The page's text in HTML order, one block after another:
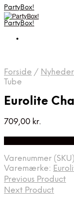
PartyBox!
PartyBox!
Forside / Nyheder
Tube
Eurolite
709,00 kr.
Varenummer
Varemærke:
Previous Product
Next Product